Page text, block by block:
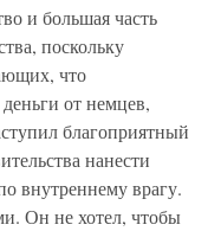
и большая часть
поскольку
что
от немцев,
благоприятный
нанести
внутреннему врагу.
Он не хотел, чтобы